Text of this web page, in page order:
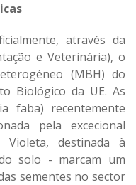
através da
e Veterinária), o
(MBH) do
Biológico da UE. As
faba) recentemente
pela excecional
Violeta, destinada à
solo - marcam um
sementes no sector